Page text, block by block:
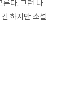
른다. 그런 나
하지만 소설